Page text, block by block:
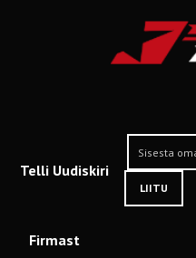
Telli Uudiskiri
LIITU
Firmast